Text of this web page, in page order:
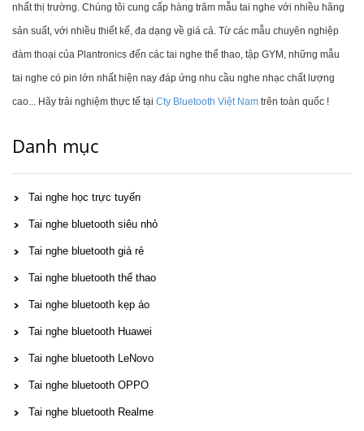
nhất thị trường. Chúng tôi cung cấp hàng trăm mẫu tai nghe với nhiều hãng
sản suất, với nhiều thiết kế, đa dạng về giá cả. Từ các mẫu chuyên nghiệp
đàm thoại của Plantronics đến các tai nghe thể thao, tập GYM, những mẫu
tai nghe có pin lớn nhất hiện nay đáp ứng nhu cầu nghe nhạc chất lượng
cao... Hãy trải nghiệm thực tế tại Cty Bluetooth Việt Nam trên toàn quốc !
Danh mục
Tai nghe học trực tuyến
Tai nghe bluetooth siêu nhỏ
Tai nghe bluetooth giá rẻ
Tai nghe bluetooth thể thao
Tai nghe bluetooth kẹp áo
Tai nghe bluetooth Huawei
Tai nghe bluetooth LeNovo
Tai nghe bluetooth OPPO
Tai nghe bluetooth Realme